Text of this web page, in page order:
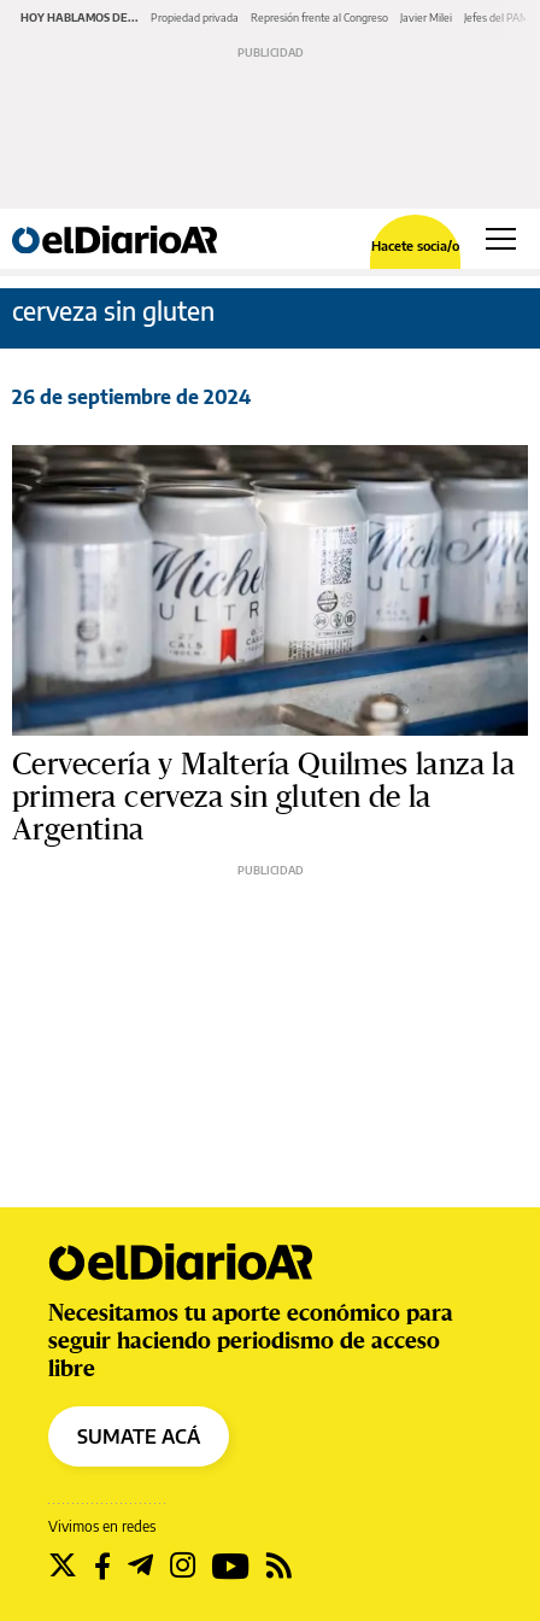
HOY HABLAMOS DE... Propiedad privada Represión frente al Congreso Javier Milei Jefes del PAMI
Hacete socia/o
cerveza sin gluten
26 de septiembre de 2024
Cervecería y Maltería Quilmes lanza la
primera cerveza sin gluten de la
Argentina
Vivimos en redes
Necesitamos tu aporte económico para
seguir haciendo periodismo de acceso
libre
SUMATE ACÁ